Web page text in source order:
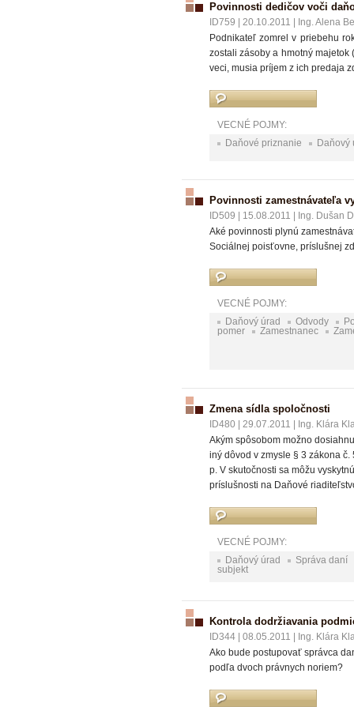
Povinnosti dedičov voči
ID759 20.10.2011
Ing. Alena
Podnikateľ zomrel v priebehu
zostali zásoby a hmotný
veci, musia príjem z ich predaja
VECNÉ POJMY:
Daňové priznanie
Daňový
Povinnosti zamestnávateľa
ID509 15.08.2011
Ing. Dušan
Aké povinnosti plynú
Sociálnej poisťovne, príslušnej
VECNÉ POJMY:
Daňový úrad
Odvody
pomer
Zamestnanec
Zmena sídla spoločnosti
ID480 29.07.2011
Ing. Klára
Akým spôsobom možno
iný dôvod v zmysle § 3 zákona
p. V skutočnosti sa môžu
príslušnosti na Daňové
VECNÉ POJMY:
Daňový úrad
Správa daní
subjekt
Kontrola dodržiavania
ID344 08.05.2011
Ing. Klára
Ako bude postupovať správca
podľa dvoch právnych noriem?